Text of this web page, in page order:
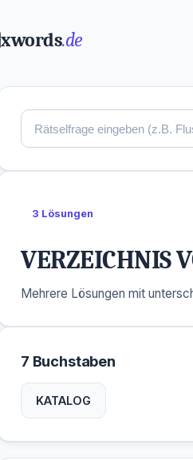
xwords.de
3 Lösungen
VERZEICHNIS
Mehrere Lösungen mit
7 Buchstaben
KATALOG